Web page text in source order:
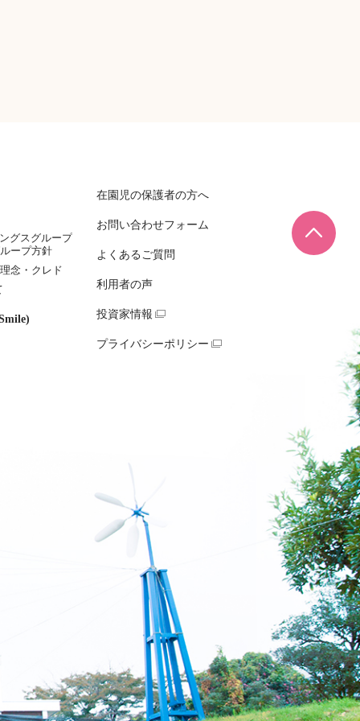
ページ
グスグループ
ープ方針
念・クレド
在園児の保護者の方へ
お問い合わせフォーム
よくあるご質問
利用者の声
投資家情報
プライバシーポリシー